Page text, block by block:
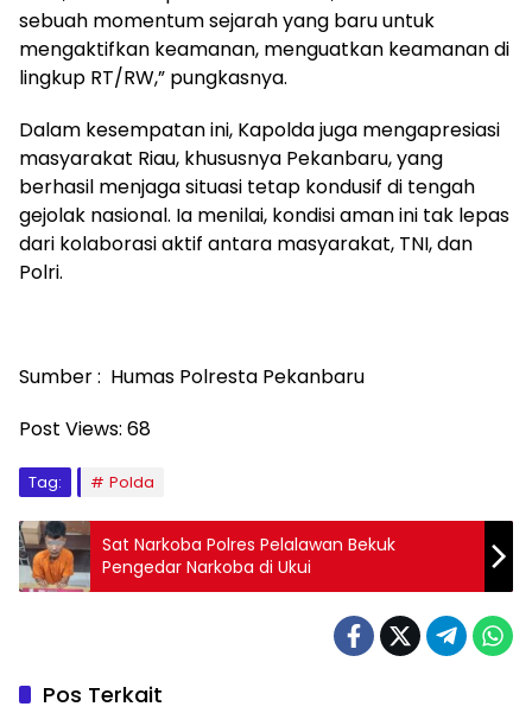
sebuah momentum sejarah yang baru untuk
mengaktifkan keamanan, menguatkan keamanan di
lingkup RT/RW,” pungkasnya.
Dalam kesempatan ini, Kapolda juga mengapresiasi
masyarakat Riau, khususnya Pekanbaru, yang
berhasil menjaga situasi tetap kondusif di tengah
gejolak nasional. Ia menilai, kondisi aman ini tak lepas
dari kolaborasi aktif antara masyarakat, TNI, dan
Polri.
Sumber : Humas Polresta Pekanbaru
Post Views: 68
Tag: Polda
Sat Narkoba Polres Pelalawan Bekuk
Pengedar Narkoba di Ukui
Pos Terkait